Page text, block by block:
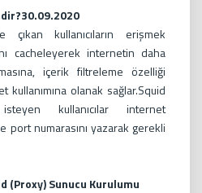
kullanıcıların erişmek
cacheleyerek internetin daha
içerik filtreleme özelliği
olanak sağlar.Squid
kullanıcılar internet
port numarasını yazarak gerekli
(Proxy) Sunucu Kurulumu